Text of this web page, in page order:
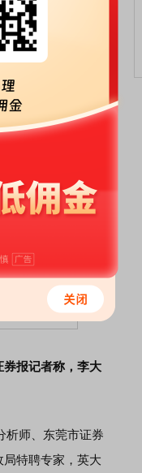
报记者称，李大
师、东莞市证券
特聘专家，英大